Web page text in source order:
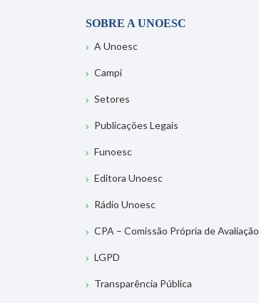
SOBRE A UNOESC
A Unoesc
Campi
Setores
Publicações Legais
Funoesc
Editora Unoesc
Rádio Unoesc
CPA – Comissão Própria de Avaliação
LGPD
Transparência Pública